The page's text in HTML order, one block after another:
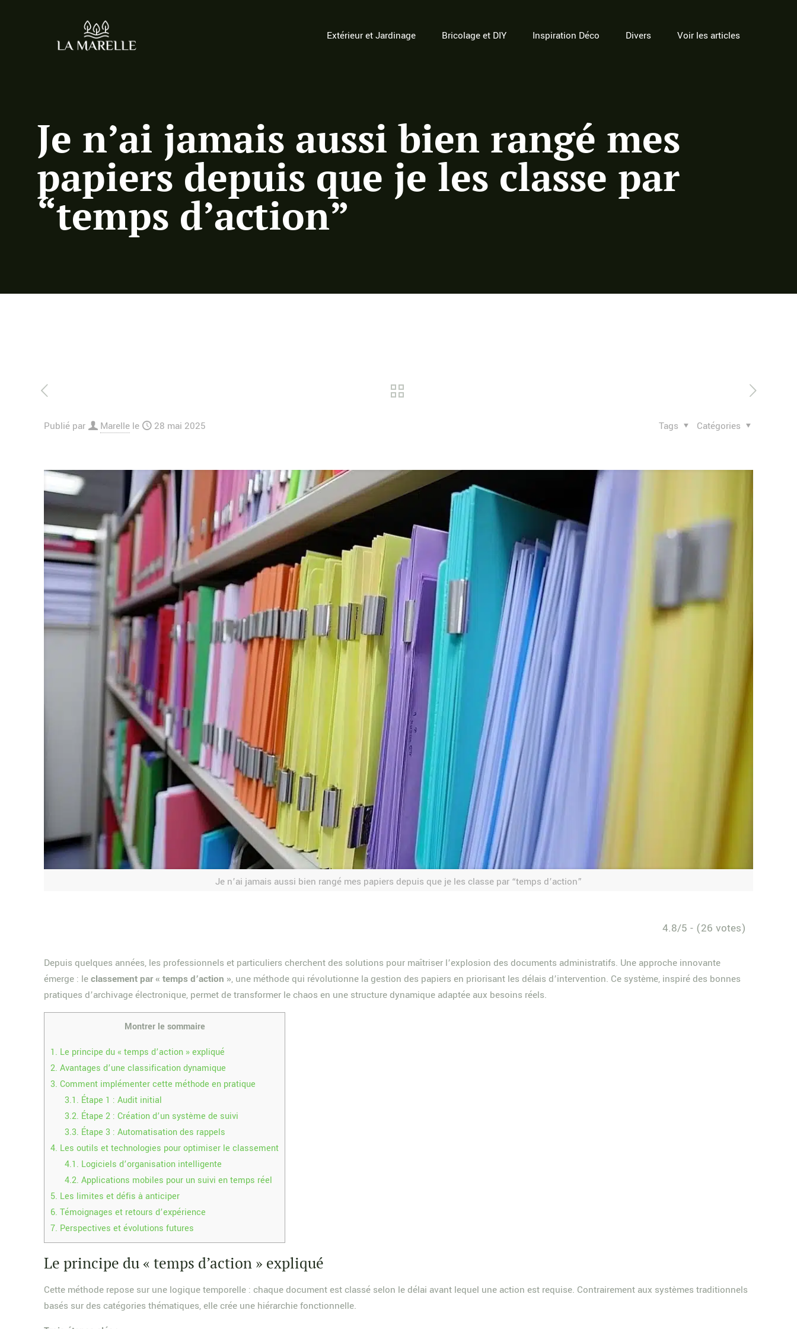
Extérieur et Jardinage Bricolage et DIY Inspiration Déco Divers Voir les articles
Je n’ai jamais aussi bien rangé mes
papiers depuis que je les classe par
“temps d’action”
Publié par Marelle le 28 mai 2025 Catégories
Tags
Je n’ai jamais aussi bien rangé mes papiers depuis que je les classe par “temps d’action”
4.8/5 - (26 votes)
Depuis quelques années, les professionnels et particuliers cherchent des solutions pour maîtriser l’explosion des documents administratifs. Une approche innovante
émerge : leclassement par « temps d’action », une méthode qui révolutionne la gestion des papiers en priorisant les délais d’intervention. Ce système, inspiré des bonnes
pratiques d’archivage électronique, permet de transformer le chaos en une structure dynamique adaptée aux besoins réels.
Montrer le sommaire
1. Le principe du « temps d’action » expliqué
2. Avantages d’une classification dynamique
3. Comment implémenter cette méthode en pratique
3.1. Étape 1 : Audit initial
3.2. Étape 2 : Création d’un système de suivi
3.3. Étape 3 : Automatisation des rappels
4. Les outils et technologies pour optimiser le classement
4.1. Logiciels d’organisation intelligente
4.2. Applications mobiles pour un suivi en temps réel
5. Les limites et défis à anticiper
6. Témoignages et retours d’expérience
7. Perspectives et évolutions futures
Le principe du « temps d’action » expliqué
Cette méthode repose sur une logique temporelle : chaque document est classé selon le délai avant lequel une action est requise. Contrairement aux systèmes traditionnels
basés sur des catégories thématiques, elle crée une hiérarchie fonctionnelle.